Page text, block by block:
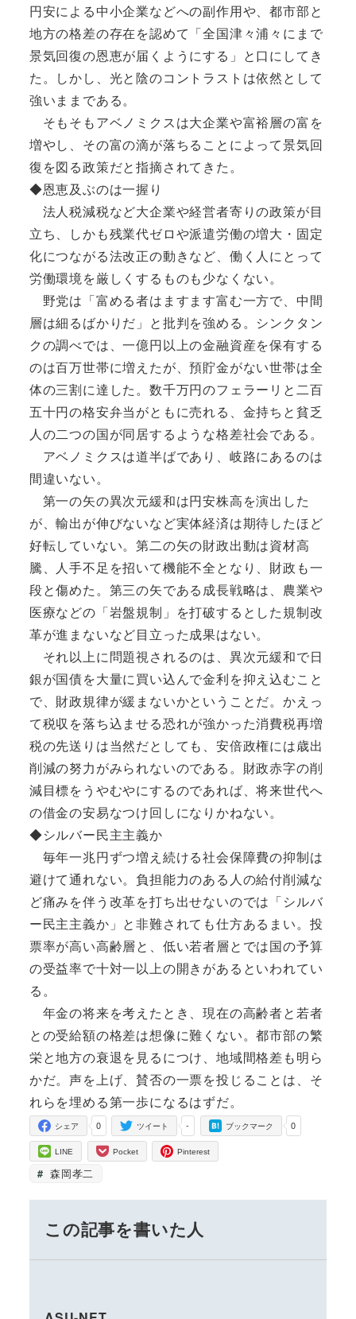
円安による中小企業などへの副作用や、都市部と
地方の格差の存在を認めて「全国津々浦々にまで
景気回復の恩恵が届くようにする」と口にしてき
た。しかし、光と陰のコントラストは依然として
強いままである。
そもそもアベノミクスは大企業や富裕層の富を
増やし、その富の滴が落ちることによって景気回
復を図る政策だと指摘されてきた。
◆恩恵及ぶのは一握り
法人税減税など大企業や経営者寄りの政策が目
立ち、しかも残業代ゼロや派遣労働の増大・固定
化につながる法改正の動きなど、働く人にとって
労働環境を厳しくするものも少なくない。
野党は「富める者はますます富む一方で、中間
層は細るばかりだ」と批判を強める。シンクタン
クの調べでは、一億円以上の金融資産を保有する
のは百万世帯に増えたが、預貯金がない世帯は全
体の三割に達した。数千万円のフェラーリと二百
五十円の格安弁当がともに売れる、金持ちと貧乏
人の二つの国が同居するような格差社会である。
アベノミクスは道半ばであり、岐路にあるのは
間違いない。
第一の矢の異次元緩和は円安株高を演出した
が、輸出が伸びないなど実体経済は期待したほど
好転していない。第二の矢の財政出動は資材高
騰、人手不足を招いて機能不全となり、財政も一
段と傷めた。第三の矢である成長戦略は、農業や
医療などの「岩盤規制」を打破するとした規制改
革が進まないなど目立った成果はない。
それ以上に問題視されるのは、異次元緩和で日
銀が国債を大量に買い込んで金利を抑え込むこと
で、財政規律が緩まないかということだ。かえっ
て税収を落ち込ませる恐れが強かった消費税再増
税の先送りは当然だとしても、安倍政権には歳出
削減の努力がみられないのである。財政赤字の削
減目標をうやむやにするのであれば、将来世代へ
の借金の安易なつけ回しになりかねない。
◆シルバー民主主義か
毎年一兆円ずつ増え続ける社会保障費の抑制は
避けて通れない。負担能力のある人の給付削減な
ど痛みを伴う改革を打ち出せないのでは「シルバ
ー民主主義か」と非難されても仕方あるまい。投
票率が高い高齢層と、低い若者層とでは国の予算
の受益率で十対一以上の開きがあるといわれてい
る。
年金の将来を考えたとき、現在の高齢者と若者
との受給額の格差は想像に難くない。都市部の繁
栄と地方の衰退を見るにつけ、地域間格差も明ら
かだ。声を上げ、賛否の一票を投じることは、そ
れらを埋める第一歩になるはずだ。
0
シェア -
ツイート 0
ブックマーク
LINE Pocket Pinterest
森岡孝二
この記事を書いた人